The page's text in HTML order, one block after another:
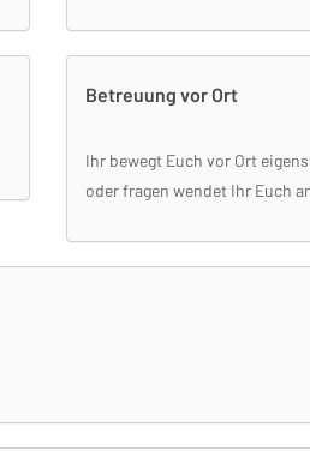
Betreuung vor Ort
Ihr bewegt Euch vor Ort
oder fragen wendet Ihr Euch